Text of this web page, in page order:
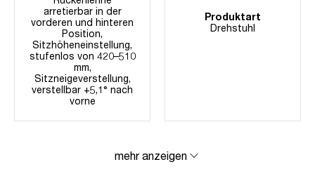
arretierbar in der
vorderen und hinteren
Position,
Sitzhöheneinstellung,
stufenlos von 420–510
mm,
Sitzneigeverstellung,
verstellbar +5,1° nach
vorne
Produktart
Drehstuhl
mehr anzeigen